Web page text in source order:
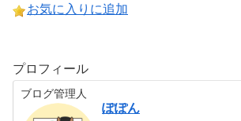
お気に入りに追加
プロフィール
ブログ管理人
ぽぽん